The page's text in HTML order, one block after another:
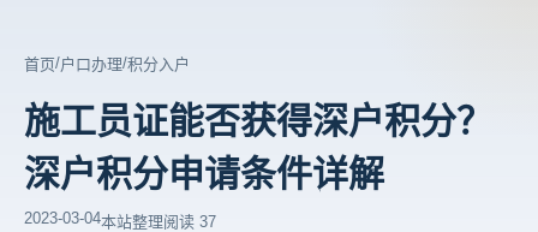
首页/户口办理/积分入户
施工员证能否获得深户积分？
深户积分申请条件详解
2023-03-04本站整理阅读 37